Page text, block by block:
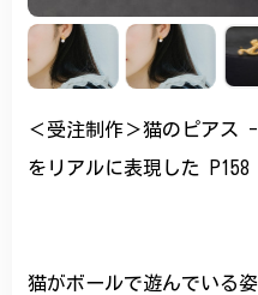
＜受注制作＞猫のピアス
をリアルに表現した P158
猫がボールで遊んでいる